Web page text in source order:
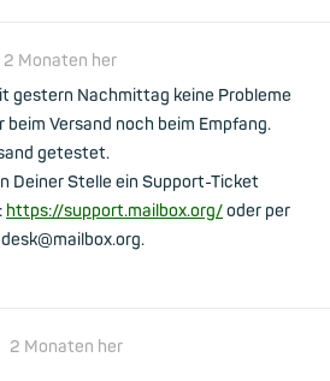
2 Monaten her
gestern Nachmittag keine Probleme
beim Versand noch beim Empfang.
getestet.
Deiner Stelle ein Support-Ticket
https://support.mailbox.org/oder per
2 Monaten her